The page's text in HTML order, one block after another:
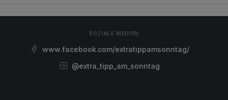
SOZIALE MEDIEN
www.facebook.com/extratippamsonntag/
@extra_tipp_am_sonntag